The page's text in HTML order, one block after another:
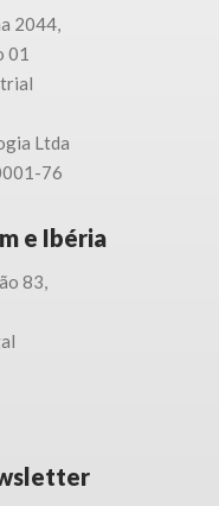
2044,
01
Ltda
76
e Ibéria
83,